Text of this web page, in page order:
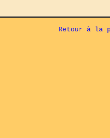
Retour à la